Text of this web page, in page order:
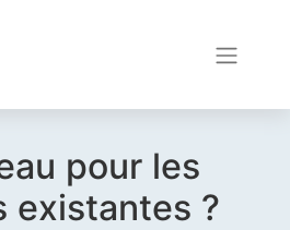
pour les
existantes ?